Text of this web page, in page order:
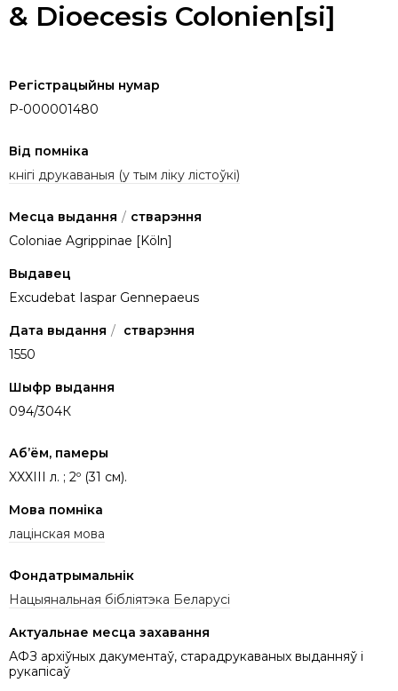
& Dioecesis Colonien[si]
Регістрацыйны нумар
P-000001480
Від помніка
кнігі друкаваныя (у тым ліку лістоўкі)
Месца выдання / стварэння
Coloniae Agrippinae [Köln]
Выдавец
Excudebat Iaspar Gennepaeus
Дата выдання / стварэння
1550
Шыфр выдання
094/304К
Аб’ём, памеры
XXXIII л. ; 2º (31 см).
Мова помніка
лацінская мова
Фондатрымальнік
Нацыянальная бібліятэка Беларусі
Актуальнае месца захавання
АФЗ архіўных дакументаў, старадрукаваных выданняў і
рукапісаў